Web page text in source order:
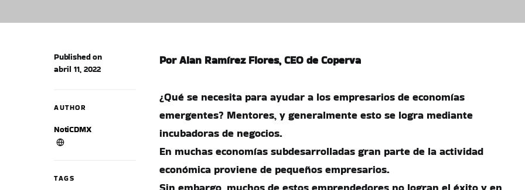
Published on
abril 11, 2022
AUTHOR
NotiCDMX
TAGS
Por Alan Ramírez Flores, CEO de Coperva
¿Qué se necesita para ayudar a los empresarios de economías
emergentes? Mentores, y generalmente esto se logra mediante
incubadoras de negocios.
En muchas economías subdesarrolladas gran parte de la actividad
económica proviene de pequeños empresarios.